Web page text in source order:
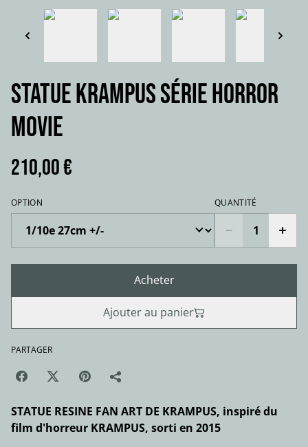
STATUE KRAMPUS série horror
movie
210,00 €
OPTION QUANTITÉ
Acheter
Ajouter au panier
PARTAGER
STATUE RESINE FAN ART DE KRAMPUS, inspiré du
film d'horreur KRAMPUS, sorti en 2015